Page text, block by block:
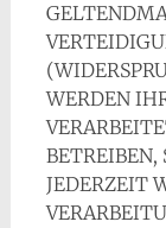
WERDEN
BETREIBEN,
JEDERZEIT